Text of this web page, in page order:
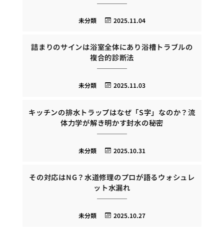
2025.11.04
未分類
詰まりのサインは浴室全体にあり浴槽トラブルの
複合的診断法
2025.11.03
未分類
キッチンの排水トラップはなぜ「S字」なのか？流
体力学が解き明かす封水の秘密
2025.10.31
未分類
その対応はNG？水道修理のプロが語るウォシュレ
ット水漏れ
2025.10.27
未分類